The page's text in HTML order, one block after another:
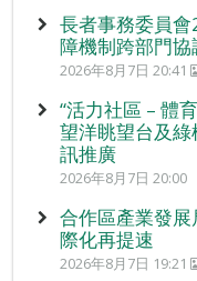
長者事務委員
障機制跨部門
2026年8月7日 20:41
“活力社區 – 體
望洋眺望台及
訊推廣
2026年8月7日 20:00
合作區產業發展
際化再提速
2026年8月7日 19:21